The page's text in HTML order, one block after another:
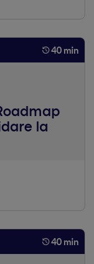
passando dalla
che vale
Le
essere macigni.
di
40 min
la
40 min